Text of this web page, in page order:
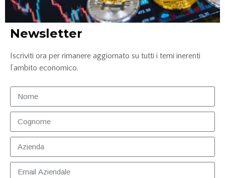
LEGGI TUTTO »
Francesca Lastella consegue il premio Ceo
dell’Anno – Innovazione & Leadership – Oil & Gas
Newsletter
Iscriviti ora per rimanere aggiornato su tutti i temi inerenti
l’ambito economico.